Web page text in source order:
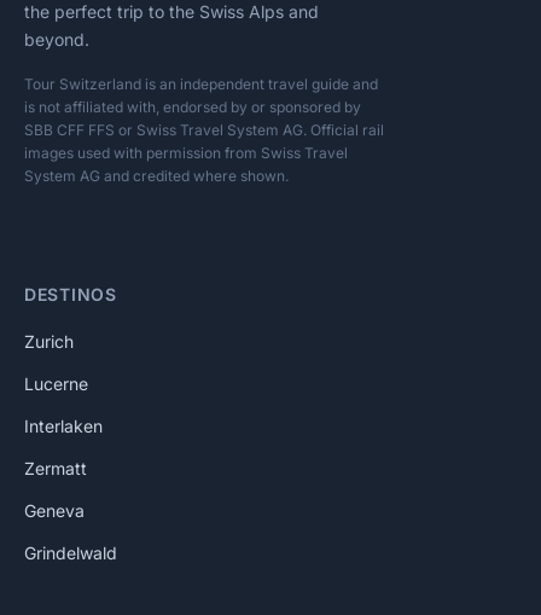
the perfect trip to the Swiss Alps and
beyond.
Tour Switzerland is an independent travel guide and
is not affiliated with, endorsed by or sponsored by
SBB CFF FFS or Swiss Travel System AG. Official rail
images used with permission from Swiss Travel
System AG and credited where shown.
DESTINOS
Zurich
Lucerne
Interlaken
Zermatt
Geneva
Grindelwald